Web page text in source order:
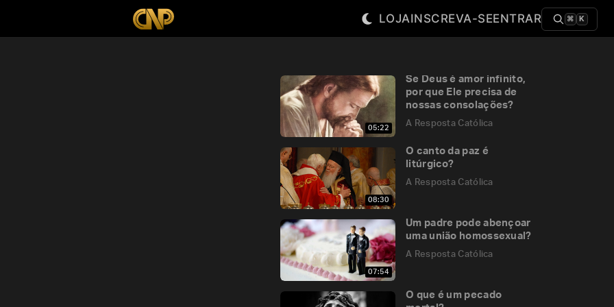
LOJAINSCREVA-SEENTRAR ⌘ K
05:22
Se Deus é amor infinito,
por que Ele precisa de
nossas consolações?
A Resposta Católica
08:30
O canto da paz é
litúrgico?
A Resposta Católica
07:54
Um padre pode abençoar
uma união homossexual?
A Resposta Católica
O que é um pecado